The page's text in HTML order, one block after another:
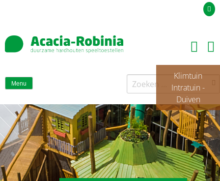
Menu
Zoeken
naar:
Klimtuin
Intratuin -
Duiven